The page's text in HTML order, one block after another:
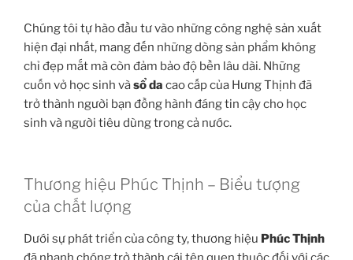
Chúng tôi tự hào đầu tư vào những công nghệ sản xuất
hiện đại nhất, mang đến những dòng sản phẩm không
chỉ đẹp mắt mà còn đảm bảo độ bền lâu dài. Những
cuốn vở học sinh vàsổ da cao cấp của Hưng Thịnh đã
trở thành người bạn đồng hành đáng tin cậy cho học
sinh và người tiêu dùng trong cả nước.
Thương hiệu Phúc Thịnh – Biểu tượng
của chất lượng
Dưới sự phát triển của công ty, thương hiệu Phúc Thịnh